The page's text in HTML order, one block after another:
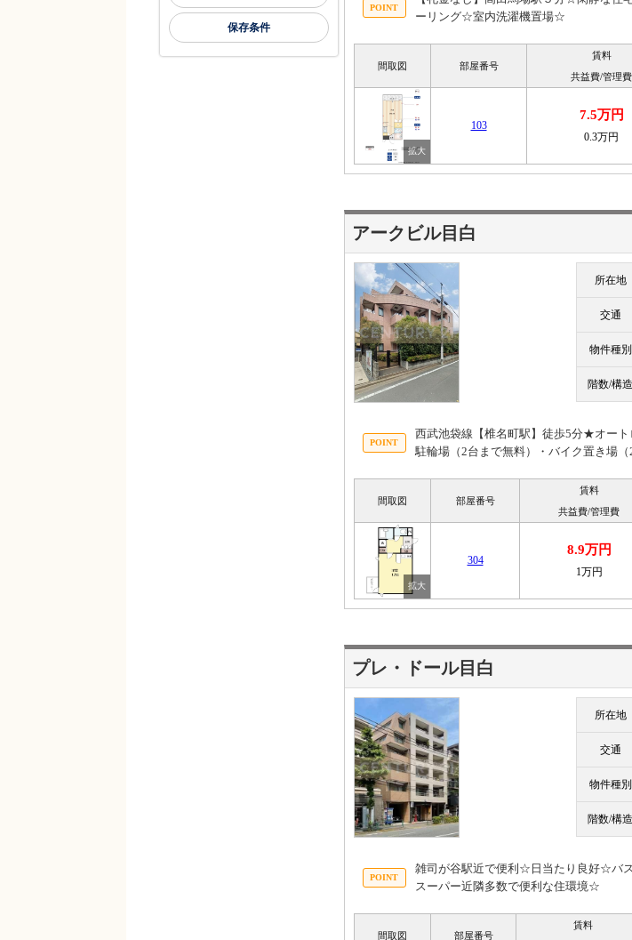
ーリング☆室内洗濯機置場☆
間取図 部屋番号
賃料
共益費/管理費
103
7.5万円
0.3万円
アークビル目白
所在地
交通
物件種別
階数/構造
西武池袋線【椎名町駅】徒歩5分★オー
駐輪場（2台まで無料）・バイク置き場
間取図 部屋番号
賃料
共益費/管理費
304
8.9万円
1万円
プレ・ドール目白
所在地
交通
物件種別
階数/構造
雑司が谷駅近で便利☆日当たり良好☆バ
スーパー近隣多数で便利な住環境☆
間取図 部屋番号
賃料
保存条件